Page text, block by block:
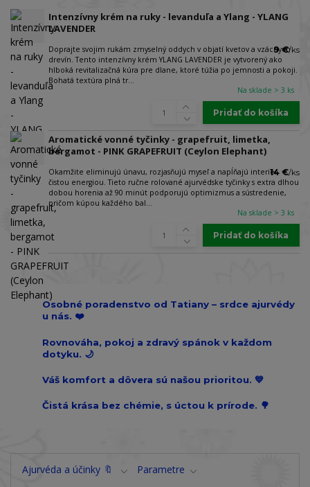
Intenzívny krém na ruky - levanduľa a Ylang - YLANG
LAVENDER
Doprajte svojim rukám zmyselný oddych v objatí kvetov a vzácnych
drevín. Tento intenzívny krém YLANG LAVENDER je vytvorený ako
hlboká revitalizačná kúra pre dlane, ktoré túžia po jemnosti a pokoji.
Bohatá textúra plná tr...
9 €/ks
Na sklade > 3 ks
Pridať do košíka
Aromatické vonné tyčinky - grapefruit, limetka,
bergamot - PINK GRAPEFRUIT (Ceylon Elephant)
Okamžite eliminujú únavu, rozjasňujú myseľ a napĺňajú interiér
čistou energiou. Tieto ručne rolované ajurvédske tyčinky s extra dlhou
dobou horenia až 90 minút podporujú optimizmus a sústredenie,
pričom kúpou každého bal...
14 €/ks
Na sklade > 3 ks
Pridať do košíka
Osobné poradenstvo od Tatiany – srdce ajurvédy
u nás. ❤️
Rovnováha, pokoj a zdravý spánok v každom
dotyku. 🌙
Váš komfort a dôvera sú našou prioritou. 💙
Čistá krása bez chémie, s úctou k prírode. 🌳
Ajurvéda a účinky 🔖
Parametre